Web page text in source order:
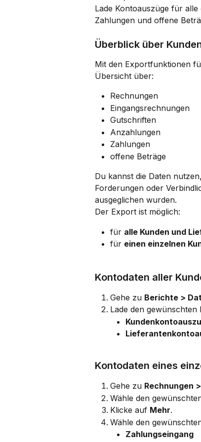
Lade Kontoauszüge für
Zahlungen und offene
Überblick über
Mit den Exportfunktionen
Übersicht über:
Rechnungen
Eingangsrechnungen
Gutschriften
Anzahlungen
Zahlungen
offene Beträge
Du kannst die Daten
Forderungen oder
ausgeglichen wurden.
Der Export ist möglich:
für alle Kunden und
für einen einzelnen
Kontodaten aller
Gehe zu Berichte >
Lade den
Kontodaten eines
Gehe zu Rechnungen
Wähle den
Klicke auf Mehr.
Wähle den
Zahlungseingang